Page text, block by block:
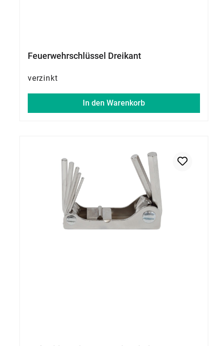
Feuerwehrschlüssel Dreikant
verzinkt
In den Warenkorb